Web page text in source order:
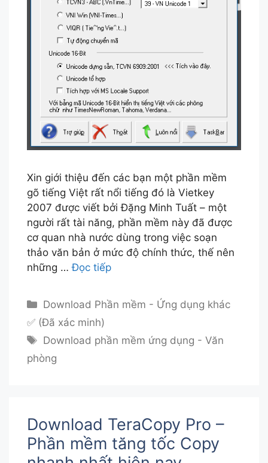
Xin giới thiệu đến các bạn một phần mềm
gõ tiếng Việt rất nổi tiếng đó là Vietkey
2007 được viết bởi Đặng Minh Tuất – một
người rất tài năng, phần mềm này đã được
cơ quan nhà nước dùng trong việc soạn
thảo văn bản ở mức độ chính thức, thế nên
những …Đọc tiếp
Danh
mục
Download Phần mềm - Ứng dụng khác
✅ (Đã xác minh)
Thẻ
Download phần mềm ứng dụng - Văn
phòng
Download TeraCopy Pro –
Phần mềm tăng tốc Copy